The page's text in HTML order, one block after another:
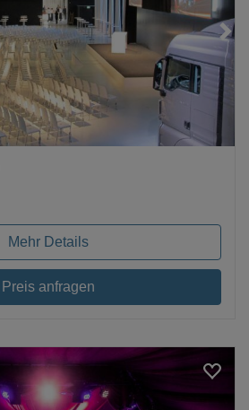
Loading...
Mehr Details
Preis anfragen